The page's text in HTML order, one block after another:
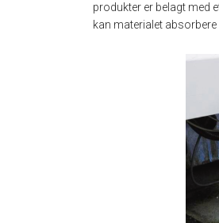
produkter er belagt med
kan materialet